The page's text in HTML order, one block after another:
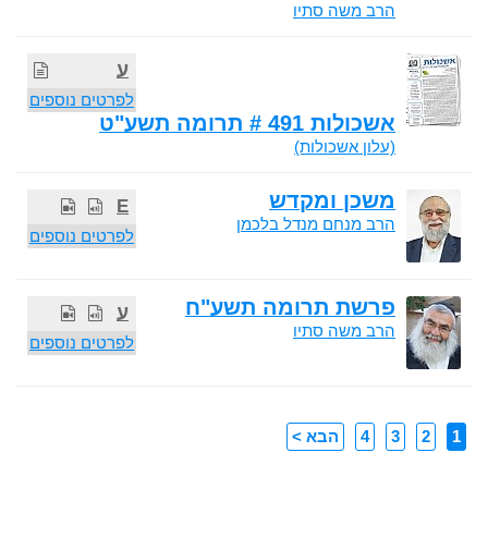
הרב משה סתיו
ע
לפרטים נוספים
אשכולות 491 # תרומה תשע"ט
(עלון אשכולות)
E
לפרטים נוספים
משכן ומקדש
הרב מנחם מנדל בלכמן
ע
לפרטים נוספים
פרשת תרומה תשע"ח
הרב משה סתיו
1
2
3
4 הבא >